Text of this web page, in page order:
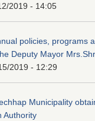
2019 - 14:05
policies, programs
Deputy Mayor
2019 - 12:29
Municipality
Authority